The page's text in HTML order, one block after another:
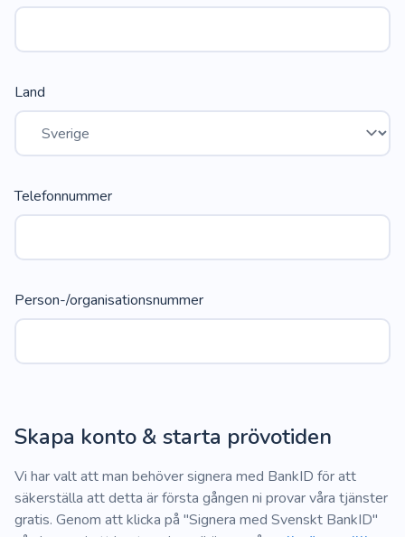
Land
Telefonnummer
Person-/organisationsnummer
Skapa konto & starta prövotiden
Vi har valt att man behöver signera med BankID för att
säkerställa att detta är första gången ni provar våra tjänster
gratis. Genom att klicka på "Signera med Svenskt BankID"